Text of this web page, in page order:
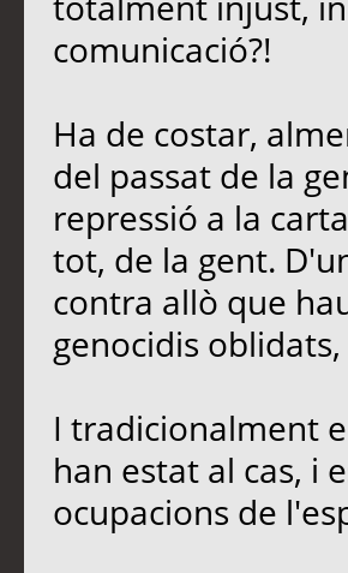
comunicació?!
Ha de costar,
del passat de la
repressió a la
tot, de la gent.
contra allò que
genocidis
I tradicionalment
han estat al cas, i
ocupacions de